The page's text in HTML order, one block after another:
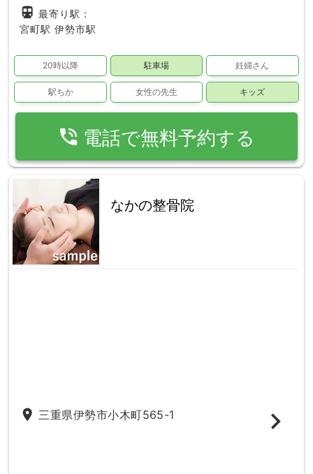
directions_subway 最寄り駅：
宮町駅 伊勢市駅
20時以降 駐車場 妊婦さん
駅ちか 女性の先生 キッズ
phone_in_talk 電話で無料予約する
なかの整骨院
place 三重県伊勢市小木町565-1